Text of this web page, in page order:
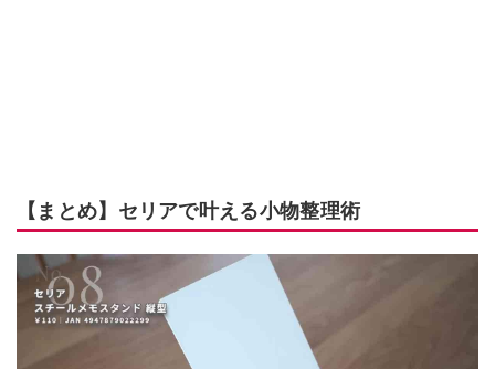
【まとめ】セリアで叶える小物整理術